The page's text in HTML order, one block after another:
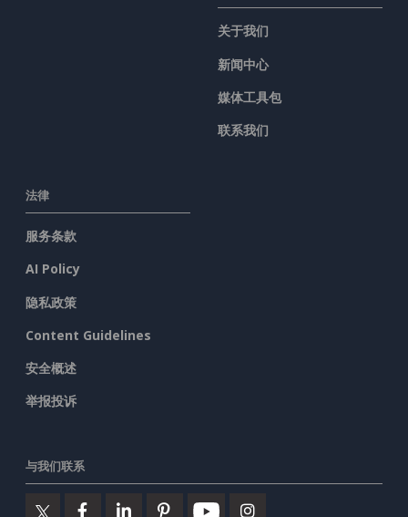
关于我们
新闻中心
媒体工具包
联系我们
法律
服务条款
AI Policy
隐私政策
Content Guidelines
安全概述
举报投诉
与我们联系